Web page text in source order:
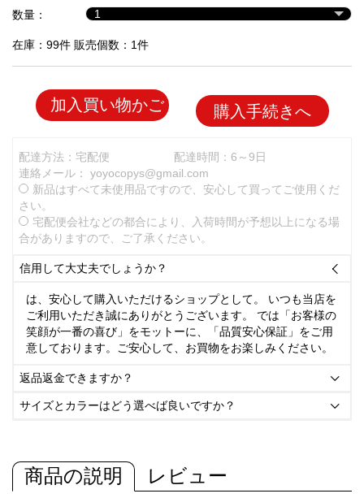
数量：
在庫：99件 販売個数：1件
加入買い物かご 購入手続きへ
配達方法：宅配便
配達時間：6～9日
連絡メール： yoyocopys@gmail.com
新品はすべて未使用品ですので、安心して買ってご使用くだ
さい。
宅配便会社などの都合により、入荷時間が予想以上になる場
合がありますので、ご了承ください。
信用して大丈夫でしょうか？ 
は、安心して購入いただけるショップとして。 いつも当店を
ご利用いただき誠にありがとうございます。 では「お客様の
笑顔が一番の喜び」をモットーに、「品質安心保証」をご用
意しております。ご安心して、お買物をお楽しみください。
返品返金できますか？ 
サイズとカラーはどう選べば良いですか？ 
商品の説明 レビュー